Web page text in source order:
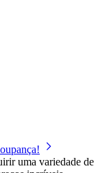
uma variedade de